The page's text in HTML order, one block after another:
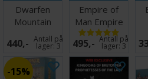
Dwarfen
Mountain
Holds Dwarf
Cannon
440,- Antall på
lager:3
Empire of
Man Empire
Pistoliers
495,- Antall på
lager:3
15%